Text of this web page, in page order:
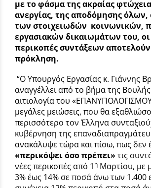
με το φάσμα της ακραίας
ανεργίας, της αποδόμησης όλων,
των στοιχειωδών κοινωνικών,
εργασιακών δικαιωμάτων του, οι
περικοπές συντάξεων
πρόκληση.
“Ο Υπουργός Εργασίας κ. Γιάννης
αναγγέλλει από το βήμα της
αιτιολογία του
μεγάλες μειώσεις, που θα
περισσότερο τον Έλληνα
κυβέρνηση της
ανακάλυψε τώρα και πίσω, πως δεν
«περικόψει όσο πρέπει» τις
νέες περικοπές από 1 η Μαρτίου, με
3% έως 14% σε ποσά άνω των 1.400